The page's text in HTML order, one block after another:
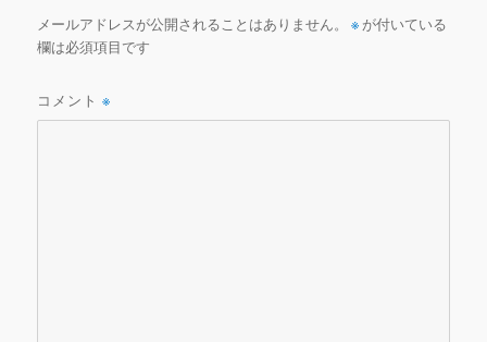
メールアドレスが公開されることはありません。 ※が付いている
欄は必須項目です
コメント※